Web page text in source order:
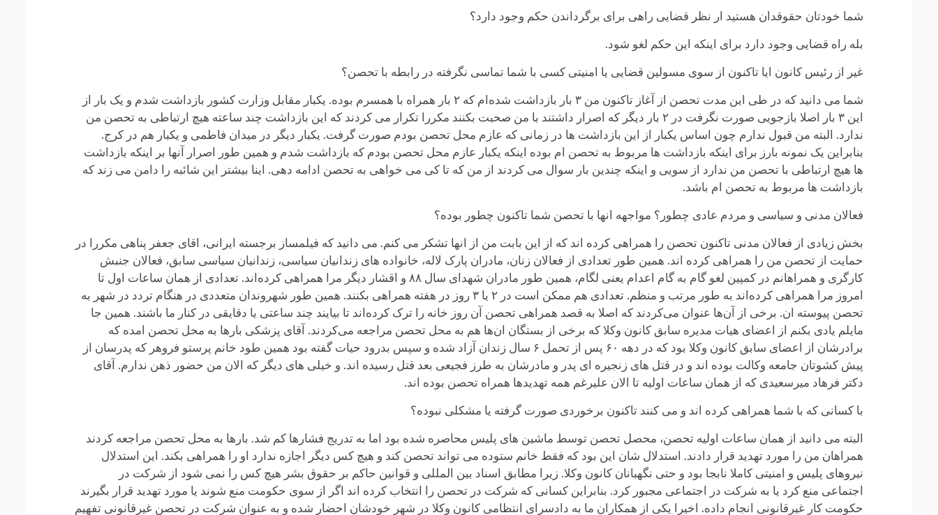
شما خودتان حقوقدان هستید ار نظر قضایی راهی برای برگرداندن حکم وجود دارد؟
بله راه قضایی وجود دارد برای اینکه این حکم لغو شود.
غیر از رئیس کانون ایا تاکنون از سوی مسولین قضایی یا امنیتی کسی با شما تماسی نگرفته در رابطه با تحصن؟
شما می دانید که در طی این مدت تحصن از آغاز تاکنون من ۳ بار بازداشت شده‌ام که ۲ بار همراه با همسرم بوده. یکبار مقابل وزارت کشور بازداشت شدم و یک بار از
این ۳ بار اصلا بازجویی صورت نگرفت در ۲ بار دیگر که اصرار داشتند با من صحبت بکنند مکررا تکرار می کردند که این بازداشت چند ساعته هیچ ارتباطی به تحصن من
ندارد. البته من قبول ندارم چون اساس یکبار از این بازداشت ها در زمانی که عازم محل تحصن بودم صورت گرفت. یکبار دیگر در میدان فاطمی و یکبار هم در کرج.
بنابراین یک نمونه بارز برای اینکه بازداشت ها مربوط به تحصن ام بوده اینکه یکبار عازم محل تحصن بودم که بازداشت شدم و همین طور اصرار آنها بر اینکه بازداشت
ها هیچ ارتباطی با تحصن من ندارد از سویی و اینکه چندین بار سوال می کردند از من که تا کی می خواهی به تحصن ادامه دهی. اینا بیشتر این شائبه را دامن می زند که
بازداشت ها مربوط به تحصن ام باشد.
فعالان مدنی و سیاسی و مردم عادی چطور؟ مواجهه انها با تحصن شما تاکنون چطور بوده؟
بخش زیادی از فعالان مدنی تاکنون تحصن را همراهی کرده اند که از این بابت من از انها تشکر می کنم. می دانید که فیلمساز برجسته ایرانی، اقای جعفر پناهی مکررا در
حمایت از تحصن من را همراهی کرده اند. همین طور تعدادی از فعالان زنان، مادران پارک لاله، خانواده های زندانیان سیاسی، زندانیان سیاسی سابق، فعالان جنبش
کارگری و همراهانم در کمپین لغو گام به گام اعدام یعنی لگام، همین طور مادران شهدای سال ۸۸ و اقشار دیگر مرا همراهی کرده‌اند. تعدادی از‌‌ همان ساعات اول تا
امروز مرا همراهی کرده‌اند به طور مرتب و منظم. تعدادی هم ممکن است در ۲ یا ۳ روز در هفته همراهی بکنند. همین طور شهروندان متعددی در هنگام تردد در شهر به
تحصن پیوسته ان. برخی از آن‌ها عنوان می‌کردند که اصلا به قصد همراهی تحصن آن روز خانه را ترک کرده‌اند تا بیایند چند ساعتی یا دقایقی در کنار ما باشند. همین جا
مایلم یادی بکنم از اعضای هیات مدیره سابق کانون وکلا که برخی از بستگان ان‌ها هم به محل تحصن مراجعه می‌کردند. آقای پزشکی بار‌ها به محل تحصن امده که
برادرشان از اعضای سابق کانون وکلا بود که در دهه ۶۰ پس از تحمل ۶ سال زندان آزاد شده و سپس بدرود حیات گفته بود همین طود خانم پرستو فروهر که پدرسان از
پیش کشوتان جامعه وکالت بوده اند و در قتل های زنجیره ای پدر و مادرشان به طرز فجیعی بعد قتل رسیده اند. و خیلی های دیگر که الان من حضور ذهن ندارم. آقای
دکتر فرهاد میرسعیدی که از همان ساعات اولیه تا الان علیرغم همه تهدیدها همراه تحصن بوده اند.
با کسانی که با شما همراهی کرده اند و می کنند تاکنون برخوردی صورت گرفته یا مشکلی نبوده؟
البته می دانید از همان ساعات اولیه تحصن، محصل تحصن توسط ماشین های پلیس محاصره شده بود اما به تدریج فشارها کم شد. بارها به محل تحصن مراجعه کردند
همراهان من را مورد تهدید قرار دادند. استدلال شان این بود که فقط خانم ستوده می تواند تحصن کند و هیچ کس دیگر اجازه ندارد او را همراهی بکند. این استدلال
نیروهای پلیس و امنیتی کاملا نابجا بود و حتی نگهبانان کانون وکلا. زیرا مطابق اسناد بین المللی و قوانین حاکم بر حقوق بشر هیچ کس را نمی شود از شرکت در
اجتماعی منع کرد یا به شرکت در اجتماعی مجبور کرد. بنابراین کسانی که شرکت در تحصن را انتخاب کرده اند اگر از سوی حکومت منع شوند یا مورد تهدید قرار بگیرند
حکومت کار غیرقانونی انجام داده. اخیرا یکی از همکاران ما به دادسرای انتظامی کانون وکلا در شهر خودشان احضار شده و به عنوان شرکت در تحصن غیرقانونی تفهیم